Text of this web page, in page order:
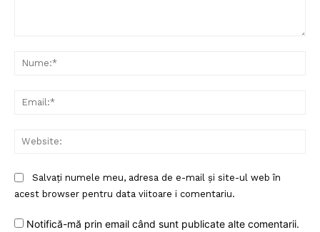
Salvați numele meu, adresa de e-mail și site-ul web în
acest browser pentru data viitoare i comentariu.
Notifică-mă prin email când sunt publicate alte comentarii.